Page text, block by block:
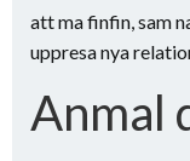
att ma finfin, sam
uppresa nya
Anmal